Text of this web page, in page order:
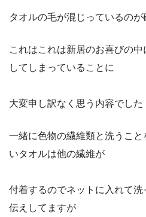
タオルの毛が混じっているのが
これはこれは新居のお喜びの
してしまっていることに
大変申し訳なく思う内容でした
一緒に色物の繊維類と洗うこ
いタオルは他の繊維が
付着するのでネットに入れて
伝えしてますが